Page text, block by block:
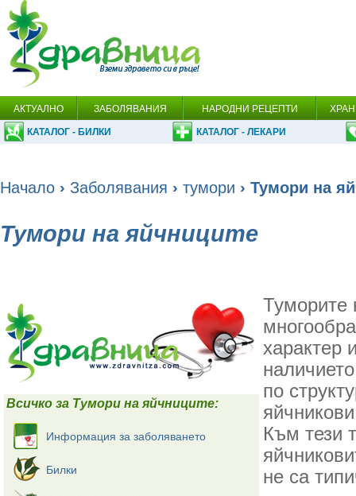
АКТУАЛНО ЗАБОЛЯВАНИЯ НАРОДНИ РЕЦЕПТИ
КАТАЛОГ - БИЛКИ КАТАЛОГ - ЛЕКАРИ
Начало › Заболявания › тумори › Тумори на
Тумори на яйчниците
Всичко за Тумори на яйчниците:
Информация за заболяването
Билки
Туморите
характер
по
Към тези
не са